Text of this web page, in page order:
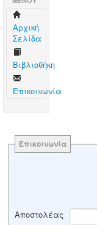
Aρχική
Σελίδα
Βιβλιοθήκη
Επικοινωνία
Επικοινωνία
Αποστολέας